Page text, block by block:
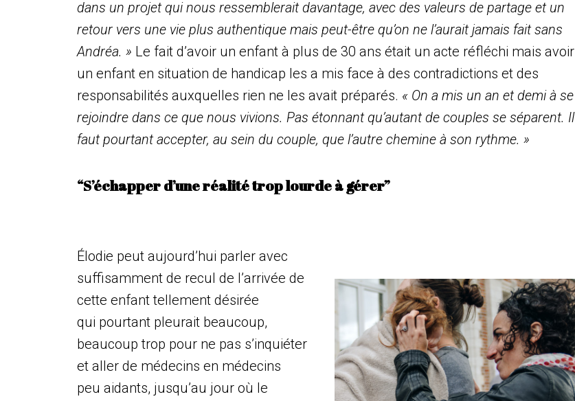
dans un projet qui nous ressemblerait davantage, avec des valeurs de partage et un
retour vers une vie plus authentique mais peut-être qu’on ne l’aurait jamais fait sans
Andréa. » Le fait d’avoir un enfant à plus de 30 ans était un acte réfléchi mais avoir
un enfant en situation de handicap les a mis face à des contradictions et des
responsabilités auxquelles rien ne les avait préparés. « On a mis un an et demi à se
rejoindre dans ce que nous vivions. Pas étonnant qu’autant de couples se séparent. Il
faut pourtant accepter, au sein du couple, que l’autre chemine à son rythme. »
“S’échapper d’une réalité trop lourde à gérer”
Élodie peut aujourd’hui parler avec
suffisamment de recul de l’arrivée de
cette enfant tellement désirée
qui pourtant pleurait beaucoup,
beaucoup trop pour ne pas s’inquiéter
et aller de médecins en médecins
peu aidants, jusqu’au jour où le